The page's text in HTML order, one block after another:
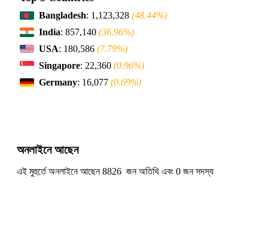
Bangladesh: 1,123,328 (48.44%)
India: 857,140 (36.96%)
USA: 180,586 (7.79%)
Singapore: 22,360 (0.96%)
Germany: 16,077 (0.69%)
অনলাইনে আছেন
এই মুহুর্তে অনলাইনে আছেন 8826 জন অতিথি এবং 0 জন সদস্য